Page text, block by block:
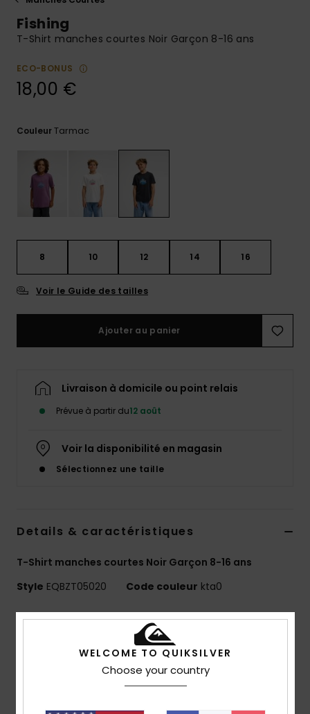
à votre
questions
fréquentes
et notre
formulaire
Consulter
la FAQ
Fishing
T-Shirt manches courtes Noir Garçon 8-16 ans
ECO-BONUS
18,00 €
CouleurTarmac
8 10 12 14 16
Voir le Guide des tailles
Ajouter au panier
Livraison à domicile ou point relais
Prévue à partir du12 août
Voir la disponibilité en magasin
Sélectionnez une taille
Details & caractéristiques
T-Shirt manches courtes Noir Garçon 8-16 ans
Style EQBZT05020 Code couleur kta0
Caractéristiques
MADE BETTER
25 % de coton recyclé issu de chutes de production
WELCOME TO QUIKSILVER
Choose your country